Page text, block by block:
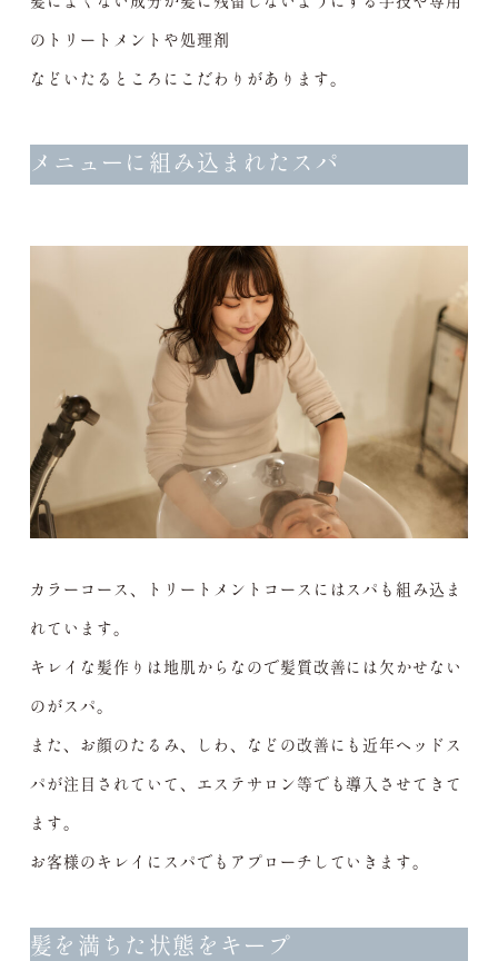
のトリートメントや処理剤
などいたるところにこだわりがあります。
メニューに組み込まれたスパ
カラーコース、トリートメントコースにはスパも組み込ま
れています。
キレイな髪作りは地肌からなので髪質改善には欠かせない
のがスパ。
また、お顔のたるみ、しわ、などの改善にも近年ヘッドス
パが注目されていて、エステサロン等でも導入させてきて
ます。
お客様のキレイにスパでもアプローチしていきます。
髪を満ちた状態をキープ